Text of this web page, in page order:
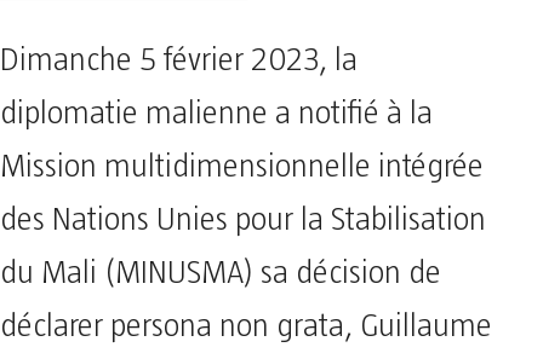
Dimanche 5 février 2023, la
diplomatie malienne a notifié à la
Mission multidimensionnelle intégrée
des Nations Unies pour la Stabilisation
du Mali (MINUSMA) sa décision de
déclarer persona non grata, Guillaume